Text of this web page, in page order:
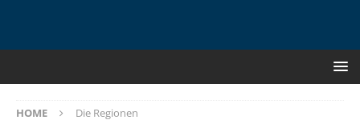
HOME Die Regionen